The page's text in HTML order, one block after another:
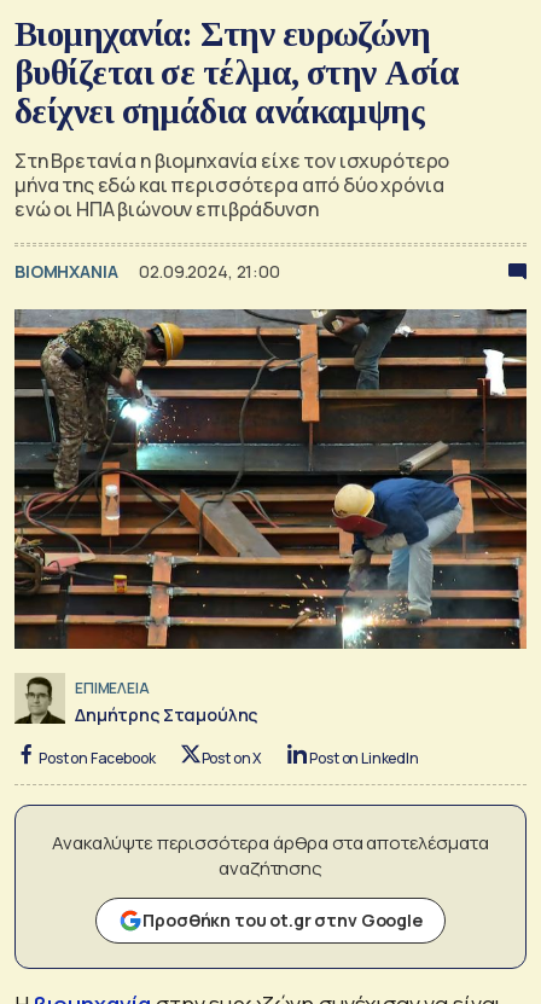
Βιομηχανία: Στην ευρωζώνη
βυθίζεται σε τέλμα, στην Ασία
δείχνει σημάδια ανάκαμψης
Στη Βρετανία η βιομηχανία είχε τον ισχυρότερο
μήνα της εδώ και περισσότερα από δύο χρόνια
ενώ οι ΗΠΑ βιώνουν επιβράδυνση
ΒΙΟΜΗΧΑΝΙΑ 02.09.2024, 21:00
ΕΠΙΜΕΛΕΙΑ
Δημήτρης Σταμούλης
Post on Facebook Post on X Post on LinkedIn
Ανακαλύψτε περισσότερα άρθρα στα αποτελέσματα
αναζήτησης
Προσθήκη του ot.gr στην Google